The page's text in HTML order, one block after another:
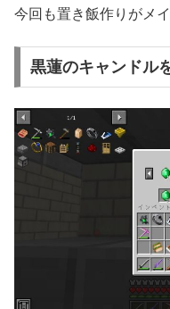
今回も置き飯作りがメ
黒蓮のキャンドル